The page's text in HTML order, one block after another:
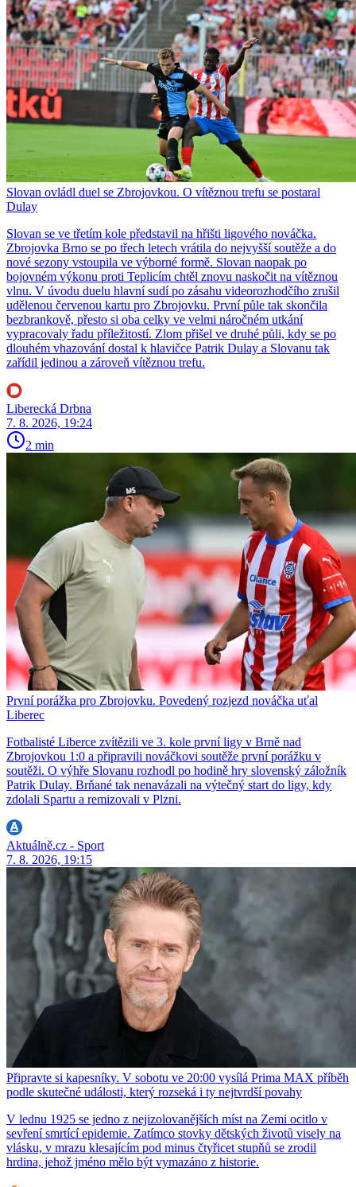
Slovan ovládl duel se Zbrojovkou. O vítěznou trefu se postaral
Dulay
Slovan se ve třetím kole představil na hřišti ligového nováčka.
Zbrojovka Brno se po třech letech vrátila do nejvyšší soutěže a do
nové sezony vstoupila ve výborné formě. Slovan naopak po
bojovném výkonu proti Teplicím chtěl znovu naskočit na vítěznou
vlnu. V úvodu duelu hlavní sudí po zásahu videorozhodčího zrušil
udělenou červenou kartu pro Zbrojovku. První půle tak skončila
bezbrankově, přesto si oba celky ve velmi náročném utkání
vypracovaly řadu příležitostí. Zlom přišel ve druhé půli, kdy se po
dlouhém vhazování dostal k hlavičce Patrik Dulay a Slovanu tak
zařídil jedinou a zároveň vítěznou trefu.
Liberecká Drbna
7. 8. 2026, 19:24
2 min
První porážka pro Zbrojovku. Povedený rozjezd nováčka uťal
Liberec
Fotbalisté Liberce zvítězili ve 3. kole první ligy v Brně nad
Zbrojovkou 1:0 a připravili nováčkovi soutěže první porážku v
soutěži. O výhře Slovanu rozhodl po hodině hry slovenský záložník
Patrik Dulay. Brňané tak nenavázali na výtečný start do ligy, kdy
zdolali Spartu a remizovali v Plzni.
Aktuálně.cz - Sport
7. 8. 2026, 19:15
Připravte si kapesníky. V sobotu ve 20:00 vysílá Prima MAX příběh
podle skutečné události, který rozseká i ty nejtvrdší povahy
V lednu 1925 se jedno z nejizolovanějších míst na Zemi ocitlo v
sevření smrtící epidemie. Zatímco stovky dětských životů visely na
vlásku, v mrazu klesajícím pod minus čtyřicet stupňů se zrodil
hrdina, jehož jméno mělo být vymazáno z historie.